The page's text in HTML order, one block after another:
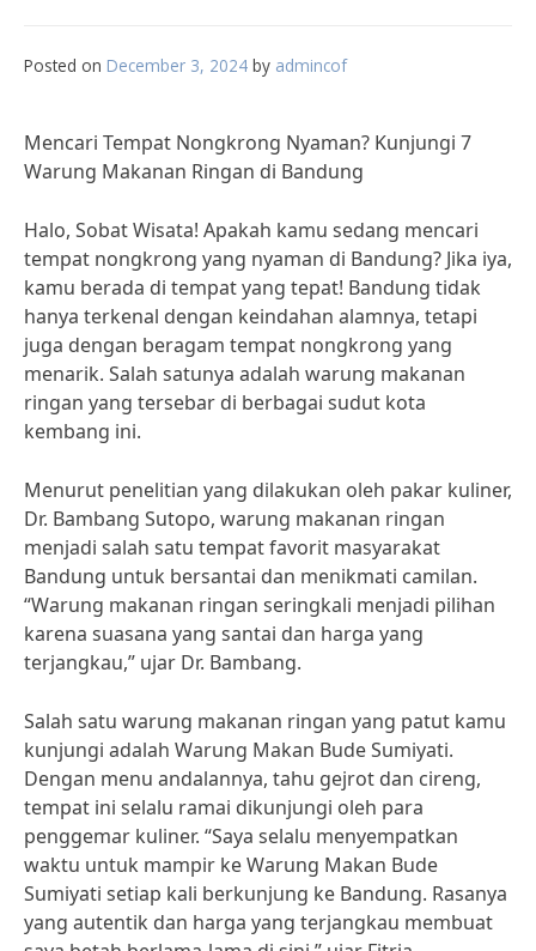
Posted on December 3, 2024 by admincof
Mencari Tempat Nongkrong Nyaman? Kunjungi 7
Warung Makanan Ringan di Bandung
Halo, Sobat Wisata! Apakah kamu sedang mencari
tempat nongkrong yang nyaman di Bandung? Jika iya,
kamu berada di tempat yang tepat! Bandung tidak
hanya terkenal dengan keindahan alamnya, tetapi
juga dengan beragam tempat nongkrong yang
menarik. Salah satunya adalah warung makanan
ringan yang tersebar di berbagai sudut kota
kembang ini.
Menurut penelitian yang dilakukan oleh pakar kuliner,
Dr. Bambang Sutopo, warung makanan ringan
menjadi salah satu tempat favorit masyarakat
Bandung untuk bersantai dan menikmati camilan.
“Warung makanan ringan seringkali menjadi pilihan
karena suasana yang santai dan harga yang
terjangkau,” ujar Dr. Bambang.
Salah satu warung makanan ringan yang patut kamu
kunjungi adalah Warung Makan Bude Sumiyati.
Dengan menu andalannya, tahu gejrot dan cireng,
tempat ini selalu ramai dikunjungi oleh para
penggemar kuliner. “Saya selalu menyempatkan
waktu untuk mampir ke Warung Makan Bude
Sumiyati setiap kali berkunjung ke Bandung. Rasanya
yang autentik dan harga yang terjangkau membuat